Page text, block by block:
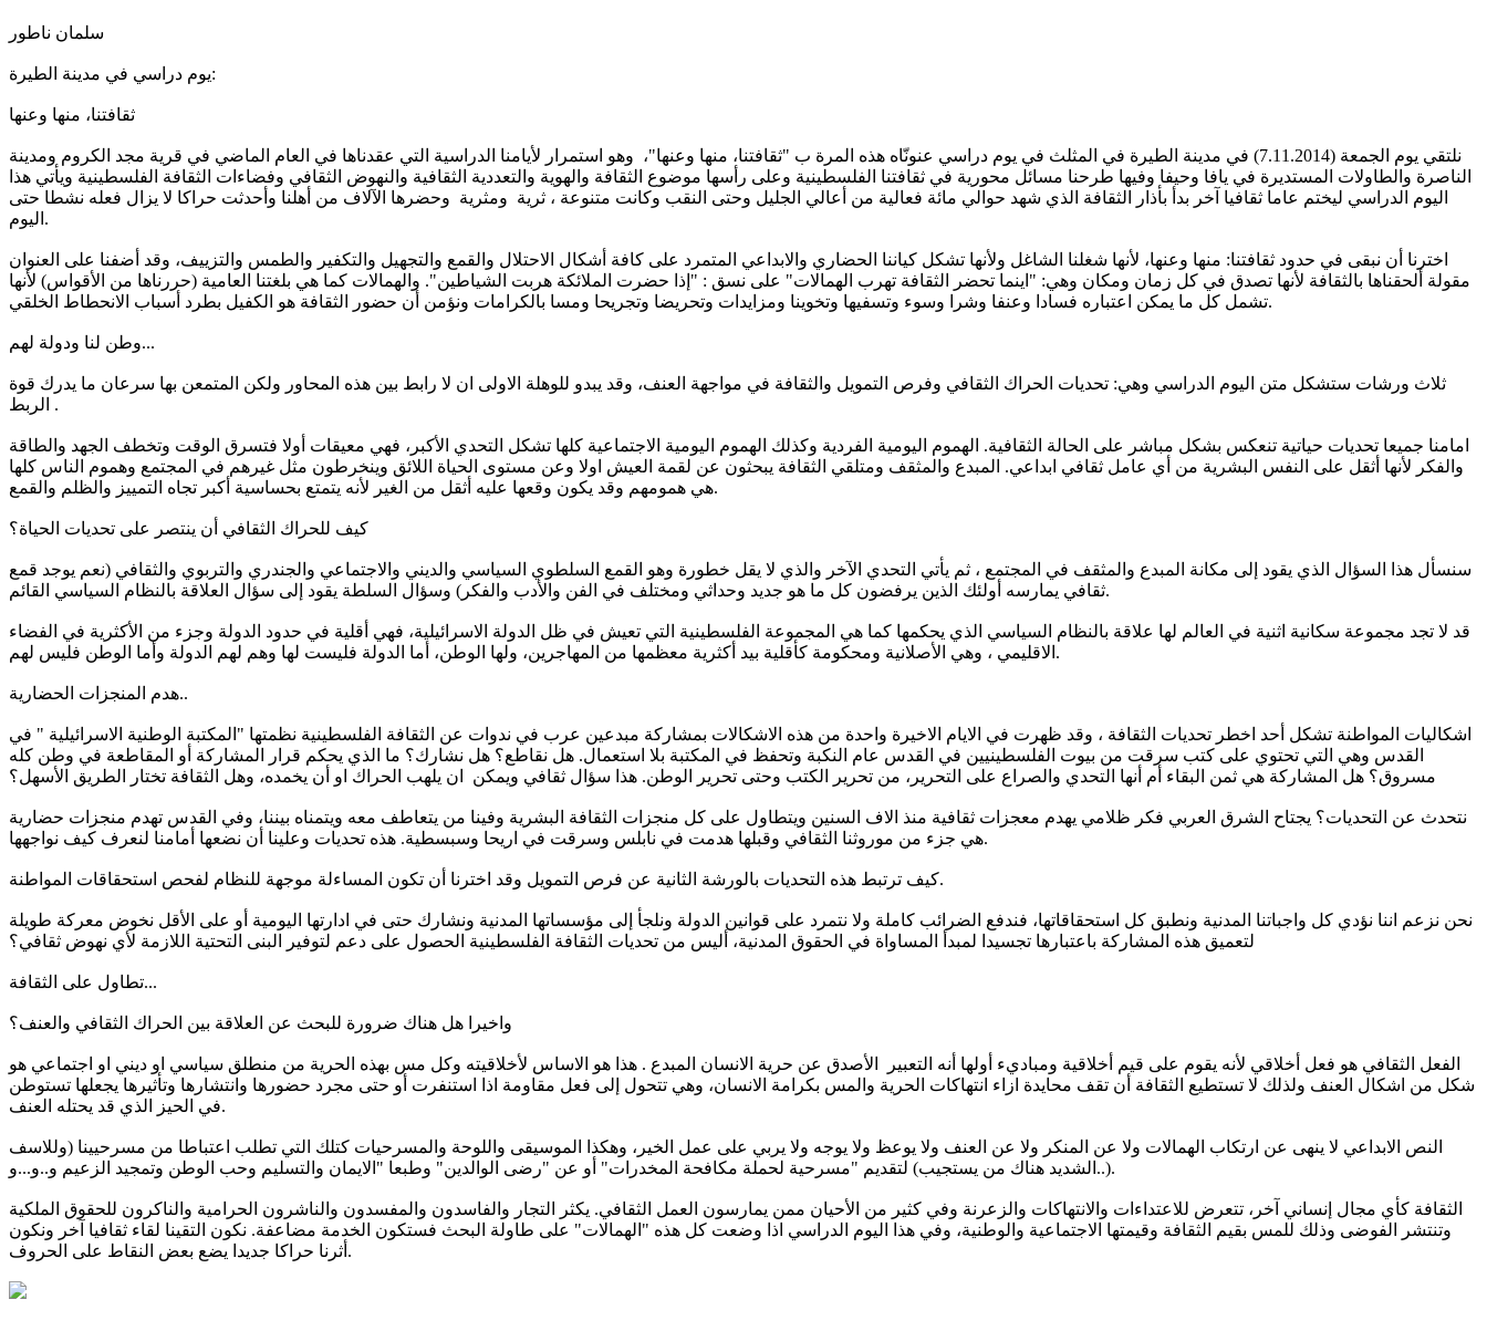
سلمان ناطور
يوم دراسي في مدينة الطيرة:
ثقافتنا، منها وعنها
نلتقي يوم الجمعة (7.11.2014) في مدينة الطيرة في المثلث في يوم دراسي عنونّاه هذه المرة ب "ثقافتنا، منها وعنها"، وهو استمرار لأيامنا الدراسية التي عقدناها في العام الماضي في قرية مجد الكروم ومدينة
الناصرة والطاولات المستديرة في يافا وحيفا وفيها طرحنا مسائل محورية في ثقافتنا الفلسطينية وعلى رأسها موضوع الثقافة والهوية والتعددية الثقافية والنهوض الثقافي وفضاءات الثقافة الفلسطينية ويأتي هذا
اليوم الدراسي ليختم عاما ثقافيا آخر بدأ بأذار الثقافة الذي شهد حوالي مائة فعالية من أعالي الجليل وحتى النقب وكانت متنوعة ، ثرية ومثرية وحضرها الآلاف من أهلنا وأحدثت حراكا لا يزال فعله نشطا حتى
اليوم.
اخترنا أن نبقى في حدود ثقافتنا: منها وعنها، لأنها شغلنا الشاغل ولأنها تشكل كياننا الحضاري والابداعي المتمرد على كافة أشكال الاحتلال والقمع والتجهيل والتكفير والطمس والتزييف، وقد أضفنا على العنوان
مقولة ألحقناها بالثقافة لأنها تصدق في كل زمان ومكان وهي: "اينما تحضر الثقافة تهرب الهمالات" على نسق : "إذا حضرت الملائكة هربت الشياطين". والهمالات كما هي بلغتنا العامية (حررناها من الأقواس) لأنها
تشمل كل ما يمكن اعتباره فسادا وعنفا وشرا وسوء وتسفيها وتخوينا ومزايدات وتحريضا وتجريحا ومسا بالكرامات ونؤمن أن حضور الثقافة هو الكفيل بطرد أسباب الانحطاط الخلقي.
وطن لنا ودولة لهم...
ثلاث ورشات ستشكل متن اليوم الدراسي وهي: تحديات الحراك الثقافي وفرص التمويل والثقافة في مواجهة العنف، وقد يبدو للوهلة الاولى ان لا رابط بين هذه المحاور ولكن المتمعن بها سرعان ما يدرك قوة
الربط .
امامنا جميعا تحديات حياتية تنعكس بشكل مباشر على الحالة الثقافية. الهموم اليومية الفردية وكذلك الهموم اليومية الاجتماعية كلها تشكل التحدي الأكبر، فهي معيقات أولا فتسرق الوقت وتخطف الجهد والطاقة
والفكر لأنها أثقل على النفس البشرية من أي عامل ثقافي ابداعي. المبدع والمثقف ومتلقي الثقافة يبحثون عن لقمة العيش اولا وعن مستوى الحياة اللائق وينخرطون مثل غيرهم في المجتمع وهموم الناس كلها
هي همومهم وقد يكون وقعها عليه أثقل من الغير لأنه يتمتع بحساسية أكبر تجاه التمييز والظلم والقمع.
كيف للحراك الثقافي أن ينتصر على تحديات الحياة؟
سنسأل هذا السؤال الذي يقود إلى مكانة المبدع والمثقف في المجتمع ، ثم يأتي التحدي الآخر والذي لا يقل خطورة وهو القمع السلطوي السياسي والديني والاجتماعي والجندري والتربوي والثقافي (نعم يوجد قمع
ثقافي يمارسه أولئك الذين يرفضون كل ما هو جديد وحداثي ومختلف في الفن والأدب والفكر) وسؤال السلطة يقود إلى سؤال العلاقة بالنظام السياسي القائم.
قد لا تجد مجموعة سكانية اثنية في العالم لها علاقة بالنظام السياسي الذي يحكمها كما هي المجموعة الفلسطينية التي تعيش في ظل الدولة الاسرائيلية، فهي أقلية في حدود الدولة وجزء من الأكثرية في الفضاء
الاقليمي ، وهي الأصلانية ومحكومة كأقلية بيد أكثرية معظمها من المهاجرين، ولها الوطن، أما الدولة فليست لها وهم لهم الدولة وأما الوطن فليس لهم.
هدم المنجزات الحضارية..
اشكاليات المواطنة تشكل أحد اخطر تحديات الثقافة ، وقد ظهرت في الايام الاخيرة واحدة من هذه الاشكالات بمشاركة مبدعين عرب في ندوات عن الثقافة الفلسطينية نظمتها "المكتبة الوطنية الاسرائيلية " في
القدس وهي التي تحتوي على كتب سرقت من بيوت الفلسطينيين في القدس عام النكبة وتحفظ في المكتبة بلا استعمال. هل نقاطع؟ هل نشارك؟ ما الذي يحكم قرار المشاركة أو المقاطعة في وطن كله
مسروق؟ هل المشاركة هي ثمن البقاء أم أنها التحدي والصراع على التحرير، من تحرير الكتب وحتى تحرير الوطن. هذا سؤال ثقافي ويمكن ان يلهب الحراك او أن يخمده، وهل الثقافة تختار الطريق الأسهل؟
نتحدث عن التحديات؟ يجتاح الشرق العربي فكر ظلامي يهدم معجزات ثقافية منذ الاف السنين ويتطاول على كل منجزات الثقافة البشرية وفينا من يتعاطف معه ويتمناه بيننا، وفي القدس تهدم منجزات حضارية
هي جزء من موروثنا الثقافي وقبلها هدمت في نابلس وسرقت في اريحا وسبسطية. هذه تحديات وعلينا أن نضعها أمامنا لنعرف كيف نواجهها.
كيف ترتبط هذه التحديات بالورشة الثانية عن فرص التمويل وقد اخترنا أن تكون المساءلة موجهة للنظام لفحص استحقاقات المواطنة.
نحن نزعم اننا نؤدي كل واجباتنا المدنية ونطبق كل استحقاقاتها، فندفع الضرائب كاملة ولا نتمرد على قوانين الدولة ونلجأ إلى مؤسساتها المدنية ونشارك حتى في ادارتها اليومية أو على الأقل نخوض معركة طويلة
لتعميق هذه المشاركة باعتبارها تجسيدا لمبدأ المساواة في الحقوق المدنية، أليس من تحديات الثقافة الفلسطينية الحصول على دعم لتوفير البنى التحتية اللازمة لأي نهوض ثقافي؟
تطاول على الثقافة...
واخيرا هل هناك ضرورة للبحث عن العلاقة بين الحراك الثقافي والعنف؟
الفعل الثقافي هو فعل أخلاقي لأنه يقوم على قيم أخلاقية ومباديء أولها أنه التعبير الأصدق عن حرية الانسان المبدع . هذا هو الاساس لأخلاقيته وكل مس بهذه الحرية من منطلق سياسي او ديني او اجتماعي هو
شكل من اشكال العنف ولذلك لا تستطيع الثقافة أن تقف محايدة ازاء انتهاكات الحرية والمس بكرامة الانسان، وهي تتحول إلى فعل مقاومة اذا استنفرت أو حتى مجرد حضورها وانتشارها وتأثيرها يجعلها تستوطن
في الحيز الذي قد يحتله العنف.
النص الابداعي لا ينهى عن ارتكاب الهمالات ولا عن المنكر ولا عن العنف ولا يوعظ ولا يوجه ولا يربي على عمل الخير، وهكذا الموسيقى واللوحة والمسرحيات كتلك التي تطلب اعتباطا من مسرحيينا (وللاسف
الشديد هناك من يستجيب) لتقديم "مسرحية لحملة مكافحة المخدرات" أو عن "رضى الوالدين" وطبعا "الايمان والتسليم وحب الوطن وتمجيد الزعيم و..و...و..).
الثقافة كأي مجال إنساني آخر، تتعرض للاعتداءات والانتهاكات والزعرنة وفي كثير من الأحيان ممن يمارسون العمل الثقافي. يكثر التجار والفاسدون والمفسدون والناشرون الحرامية والناكرون للحقوق الملكية
وتنتشر الفوضى وذلك للمس بقيم الثقافة وقيمتها الاجتماعية والوطنية، وفي هذا اليوم الدراسي اذا وضعت كل هذه "الهمالات" على طاولة البحث فستكون الخدمة مضاعفة. نكون التقينا لقاء ثقافيا آخر ونكون
أثرنا حراكا جديدا يضع بعض النقاط على الحروف.